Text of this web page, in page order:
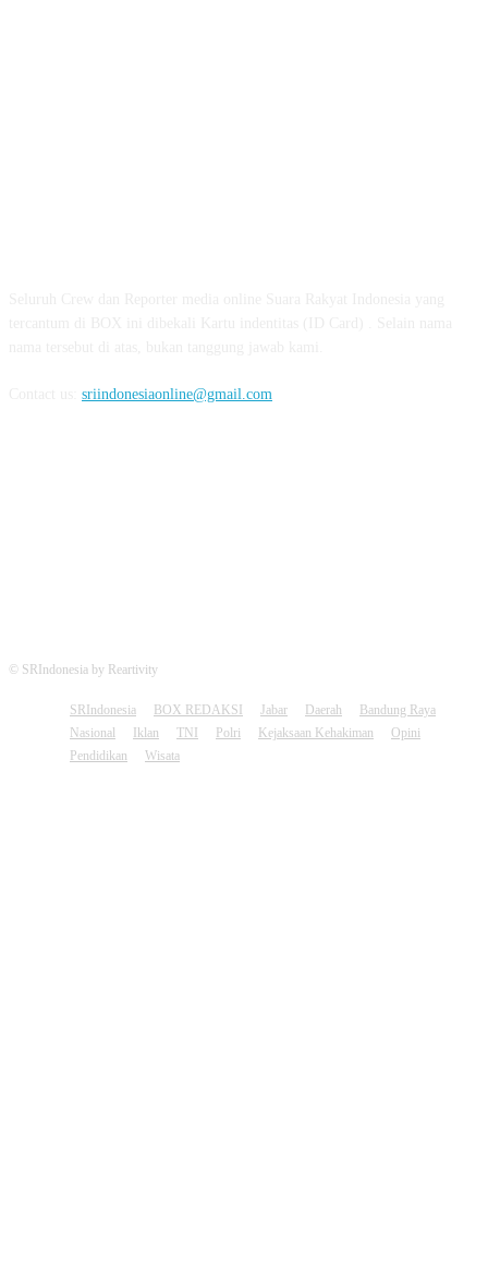
sriindonesiaonline@gmail.com
© SRIndonesia by Reartivity
SRIndonesia BOX REDAKSI Jabar Daerah
Bandung Raya
Nasional
Iklan TNI Polri Kejaksaan Kehakiman
Opini
Pendidikan
Wisata